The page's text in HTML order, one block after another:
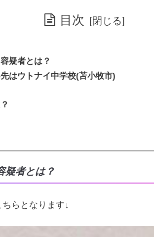
目次
疑者とは？
はウトナイ中学校(苫小牧市)
疑者とは？
らとなります↓